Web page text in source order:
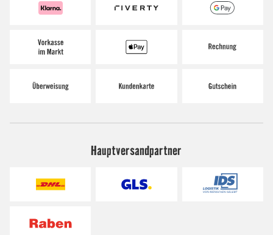
Hauptversandpartner